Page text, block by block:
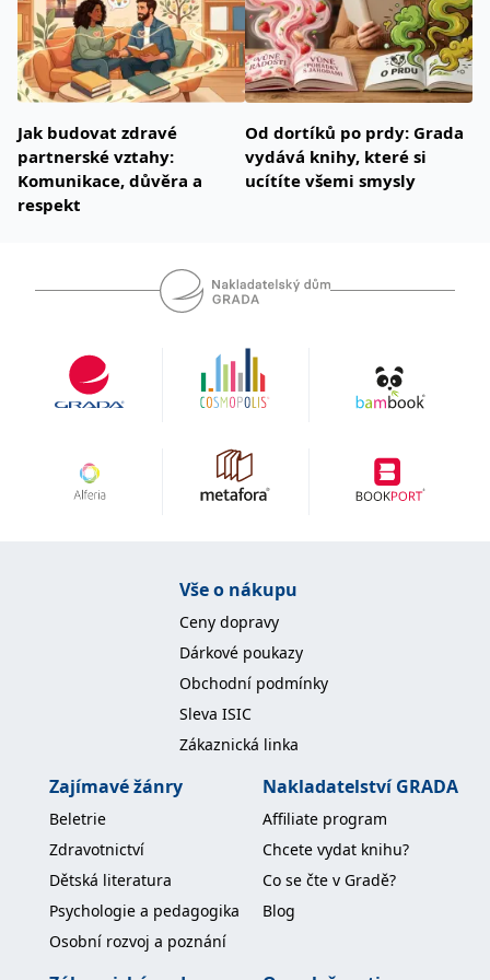
Jak budovat zdravé
partnerské vztahy:
Komunikace, důvěra a
respekt
Od dortíků po prdy: Grada
vydává knihy, které si
ucítíte všemi smysly
Vše o nákupu
Ceny dopravy
Dárkové poukazy
Obchodní podmínky
Sleva ISIC
Zákaznická linka
Zajímavé žánry
Beletrie
Zdravotnictví
Dětská literatura
Psychologie a pedagogika
Osobní rozvoj a poznání
Nakladatelství GRADA
Affiliate program
Chcete vydat knihu?
Co se čte v Gradě?
Blog